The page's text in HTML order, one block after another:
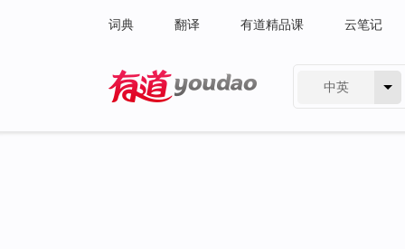
词典 翻译 有道精品课 云笔记
中英